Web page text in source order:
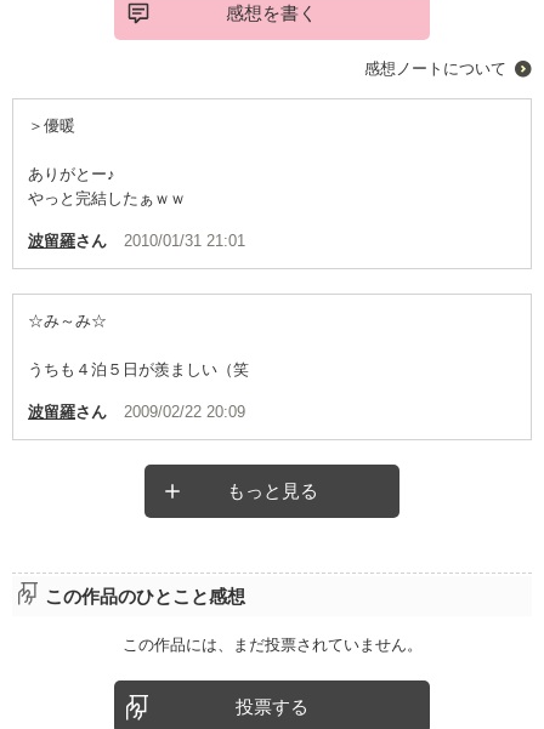
感想を書く
感想ノートについて
＞優暖
ありがとー♪
やっと完結したぁｗｗ
波留羅さん 2010/01/31 21:01
☆み～み☆
うちも４泊５日が羨ましい（笑
波留羅さん 2009/02/22 20:09
もっと見る
この作品のひとこと感想
この作品には、まだ投票されていません。
投票する